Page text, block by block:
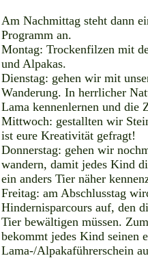
Am Nachmittag steht dann
Programm an.
Montag: Trockenfilzen mit
und Alpakas.
Dienstag: gehen wir mit
Wanderung. In herrlicher
Lama kennenlernen und die
Mittwoch: gestallten wir
ist eure Kreativität gefragt!
Donnerstag: gehen wir
wandern, damit jedes Kind
ein anders Tier näher
Freitag: am Abschlusstag
Hindernisparcours auf, den
Tier bewältigen müssen.
bekommt jedes Kind seinen
Lama-/Alpakaführerschein